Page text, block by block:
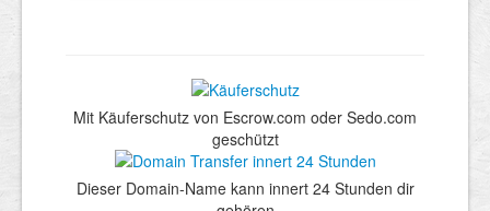
Mit Käuferschutz von Escrow.com oder Sedo.com
geschützt
Dieser Domain-Name kann innert 24 Stunden dir